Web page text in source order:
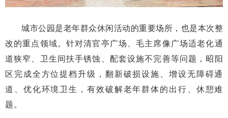
城市公园是老年群众休闲活动的重要场所，也是本次整
改的重点领域。针对清官亭广场、毛主席像广场适老化通
道狭窄、卫生间扶手锈蚀、配套设施不完善等问题，昭阳
区完成全方位提档升级，翻新破损设施、增设无障碍通
道、优化环境卫生，有效破解老年群体的出行、休憩难
题。